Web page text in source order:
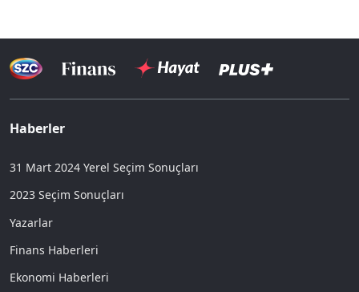
Haberler
31 Mart 2024 Yerel Seçim Sonuçları
2023 Seçim Sonuçları
Yazarlar
Finans Haberleri
Ekonomi Haberleri